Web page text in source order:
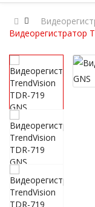
Видеорегистратор